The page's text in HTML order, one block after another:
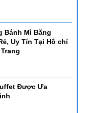
Bánh Mì Băng
Uy Tín Tại Hồ chí
Được Ưa